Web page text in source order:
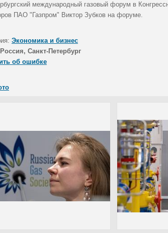
международный газовый форум в
ПАО "Газпром" Виктор Зубков на форуме.
Экономика и бизнес
Россия, Санкт-Петербург
об ошибке